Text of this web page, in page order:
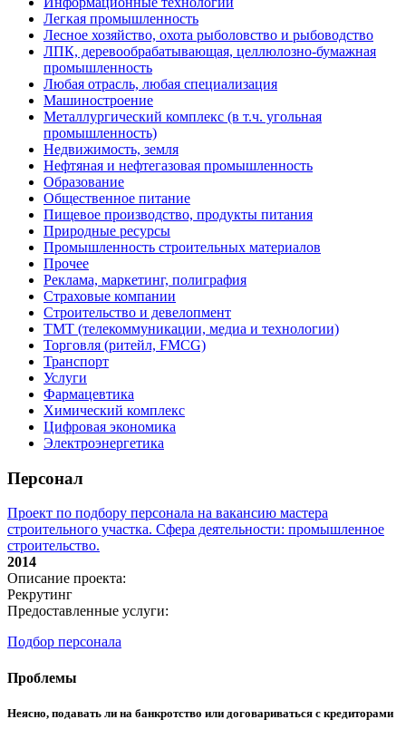
Легкая промышленность
Лесное хозяйство, охота рыболовство и рыбоводство
ЛПК, деревообрабатывающая, целлюлозно-бумажная
промышленность
Любая отрасль, любая специализация
Машиностроение
Металлургический комплекс (в т.ч. угольная
промышленность)
Недвижимость, земля
Нефтяная и нефтегазовая промышленность
Образование
Общественное питание
Пищевое производство, продукты питания
Природные ресурсы
Промышленность строительных материалов
Прочее
Реклама, маркетинг, полиграфия
Страховые компании
Строительство и девелопмент
ТМТ (телекоммуникации, медиа и технологии)
Торговля (ритейл, FMCG)
Транспорт
Услуги
Фармацевтика
Химический комплекс
Цифровая экономика
Электроэнергетика
Персонал
Проект по подбору персонала на вакансию мастера
строительного участка. Сфера деятельности: промышленное
строительство.
2014
Описание проекта:
Рекрутинг
Предоставленные услуги:
Подбор персонала
Проблемы
Неясно, подавать ли на банкротство или договариваться с кредиторами